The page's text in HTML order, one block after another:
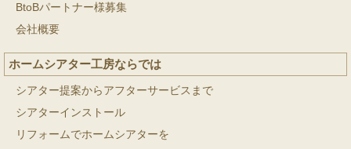
BtoBパートナー様募集
会社概要
ホームシアター工房ならでは
シアター提案からアフターサービスまで
シアターインストール
リフォームでホームシアターを